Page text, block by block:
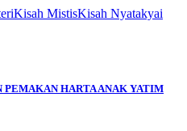
Kisah MistisKisah Nyatakyai
HARTA ANAK YATIM